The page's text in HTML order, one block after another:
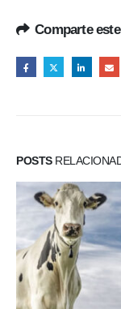
Comparte
POSTS